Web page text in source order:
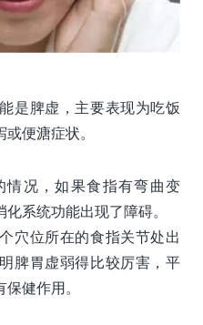
是脾虚，主要表现为吃饭
便溏症状。
况，如果食指有弯曲变
系统功能出现了障碍。
穴位所在的食指关节处出
脾胃虚弱得比较厉害，平
健作用。